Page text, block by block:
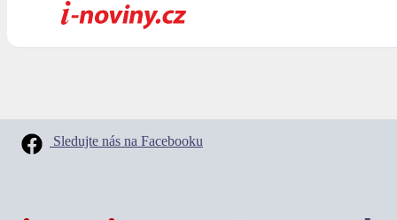
Sledujte nás na Facebooku